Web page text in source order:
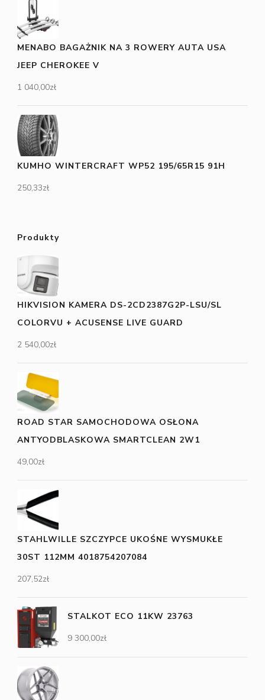
MENABO BAGAŻNIK NA 3 ROWERY AUTA USA
JEEP CHEROKEE V
1 040,00zł
KUMHO WINTERCRAFT WP52 195/65R15 91H
250,33zł
Produkty
HIKVISION KAMERA DS-2CD2387G2P-LSU/SL
COLORVU + ACUSENSE LIVE GUARD
2 540,00zł
ROAD STAR SAMOCHODOWA OSŁONA
ANTYODBLASKOWA SMARTCLEAN 2W1
49,00zł
STAHLWILLE SZCZYPCE UKOŚNE WYSMUKŁE
30ST 112MM 4018754207084
207,52zł
STALKOT ECO 11KW 23763
9 300,00zł